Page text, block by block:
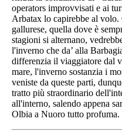
operators improvvisati e ai
Arbatax lo capirebbe al volo.
gallurese, quella dove è
stagioni si alternano,
l'inverno che da’ alla
differenzia il viaggiatore dal
mare, l'inverno sostanzia i
veniste da queste parti,
tratto più straordinario
all'interno, salendo appena
Olbia a Nuoro tutto profuma.